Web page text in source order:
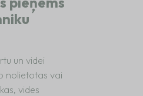
un videi
nolietotas vai
vides